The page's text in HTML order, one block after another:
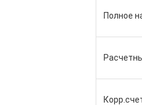
Полное